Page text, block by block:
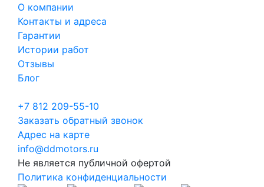
О компании
Контакты и адреса
Гарантии
Истории работ
Отзывы
Блог
+7 812 209-55-10
Заказать обратный звонок
Адрес на карте
info@ddmotors.ru
Не является публичной офертой
Политика конфиденциальности